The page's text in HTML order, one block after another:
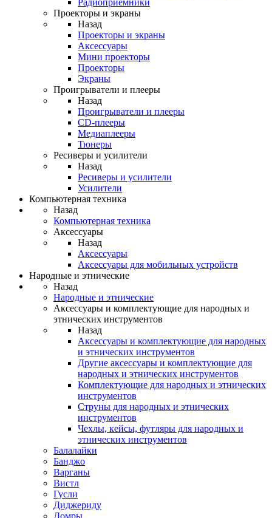
Радиоприемники
Проекторы и экраны
Назад
Проекторы и экраны
Аксессуары
Мини проекторы
Проекторы
Экраны
Проигрыватели и плееры
Назад
Проигрыватели и плееры
CD-плееры
Медиаплееры
Тюнеры
Ресиверы и усилители
Назад
Ресиверы и усилители
Усилители
Компьютерная техника
Назад
Компьютерная техника
Аксессуары
Назад
Аксессуары
Аксессуары для мобильных устройств
Народные и этнические
Назад
Народные и этнические
Аксессуары и комплектующие для народных и
этнических инструментов
Назад
Аксессуары и комплектующие для народных
и этнических инструментов
Другие аксессуары и комплектующие для
народных и этнических инструментов
Комплектующие для народных и этнических
инструментов
Струны для народных и этнических
инструментов
Чехлы, кейсы, футляры для народных и
этнических инструментов
Балалайки
Банджо
Варганы
Вистл
Гусли
Диджериду
Домры